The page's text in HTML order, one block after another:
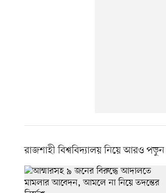
রাজশাহী বিশ্ববিদ্যালয় নিয়ে আরও পড়ুন